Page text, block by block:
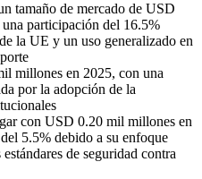
tamaño de mercado de USD
participación del 16.5%
la UE y un uso generalizado en
millones en 2025, con una
por la adopción de la
con USD 0.20 mil millones en
5.5% debido a su enfoque
de seguridad contra